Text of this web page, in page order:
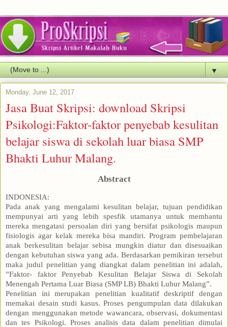
▼
Monday, June 12, 2017
Jasa Buat Skripsi: download Skripsi
Psikologi:Faktor-faktor penyebab kesulitan
belajar siswa di sekolah luar biasa SMP
Bhakti Luhur Malang.
Abstract
INDONESIA:
Pada anak yang mengalami kesulitan belajar, tujuan pendidikan
mempunyai arti yang lebih spesfik utamanya untuk membantu
mereka mengatasi persoalan diri yang bersifat psikologis maupun
fisiologis agar kelak mereka bisa mandiri. Program pembelajaran
anak berkesulitan belajar sebisa mungkin diatur dan disesuaikan
dengan kebutuhan siswa yang ada. Berdasarkan pemikiran tersebut
maka judul penelitian yang diangkat dalam penelitian ini adalah,
”Faktor- faktor Penyebab Kesulitan Belajar Siswa di Sekolah
Menengah Pertama Luar Biasa (SMP LB) Bhakti Luhur Malang”.
Penelitian ini merupakan penelitian kualitatif deskriptif dengan
memakai desain studi kasus. Proses pengumpulan data dilakukan
dengan menggunakan metode wawancara, observasi, dokumentasi
dan tes Psikologi. Proses analisis data dalam penelitian dimulai